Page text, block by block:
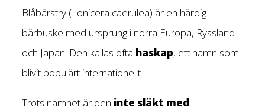
Blåbärstry (Lonicera caerulea) är en härdig
bärbuske med ursprung i norra Europa, Ryssland
och Japan. Den kallas ofta haskap, ett namn som
blivit populärt internationellt.
Trots namnet är den inte släkt med